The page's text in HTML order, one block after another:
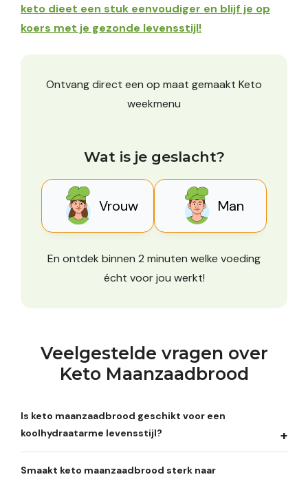
keto dieet een stuk eenvoudiger en blijf je op
koers met je gezonde levensstijl!
Ontvang direct een op maat gemaakt Keto
weekmenu
Wat is je geslacht?
Vrouw Man
En ontdek binnen 2 minuten welke voeding
écht voor jou werkt!
Veelgestelde vragen over
Keto Maanzaadbrood
Is keto maanzaadbrood geschikt voor een
koolhydraatarme levensstijl?
Smaakt keto maanzaadbrood sterk naar